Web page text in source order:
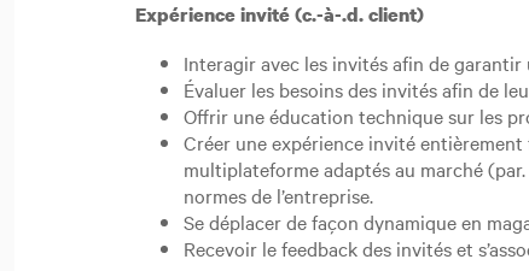
Expérience invité (c.-à-.d. client)
Interagir avec les invités afin de
Évaluer les besoins des invités afin de
Offrir une éducation technique sur les
Créer une expérience invité
multiplateforme adaptés au marché
normes de l’entreprise.
Se déplacer de façon dynamique en
Recevoir le feedback des invités et